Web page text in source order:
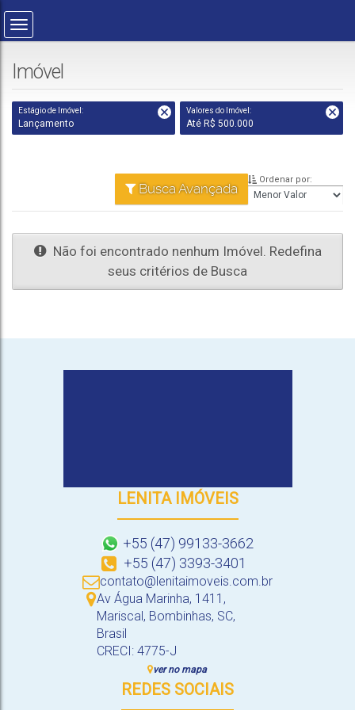
Imóvel
Estágio de Imóvel:
Lançamento
Valores do Imóvel:
Até R$ 500.000
Busca Avançada
Ordenar por:
Não foi encontrado nenhum Imóvel. Redefina
seus critérios de Busca
LENITA IMÓVEIS
+55 (47) 99133-3662
+55 (47) 3393-3401
contato@lenitaimoveis.com.br
Av Água Marinha, 1411 ,
Mariscal, Bombinhas, SC,
Brasil
CRECI: 4775-J
ver no mapa
REDES SOCIAIS